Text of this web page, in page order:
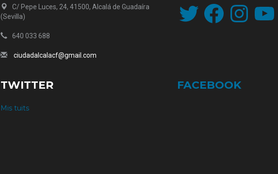
C/ Pepe Luces, 24, 41500, Alcalá de Guadaíra
(Sevilla)
640 033 688
ciudadalcalacf@gmail.com
Twitter FacebookInstagramYouTube
TWITTER
Mis tuits
FACEBOOK